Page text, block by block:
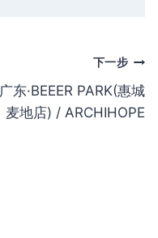
下一步
广东·BEEER PARK(惠城
麦地店) / ARCHIHOPE